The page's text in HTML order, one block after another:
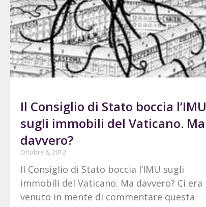
Il Consiglio di Stato boccia l’IMU
sugli immobili del Vaticano. Ma
davvero?
Ottobre 8, 2012
Il Consiglio di Stato boccia l’IMU sugli
immobili del Vaticano. Ma davvero? Ci era
venuto in mente di commentare questa